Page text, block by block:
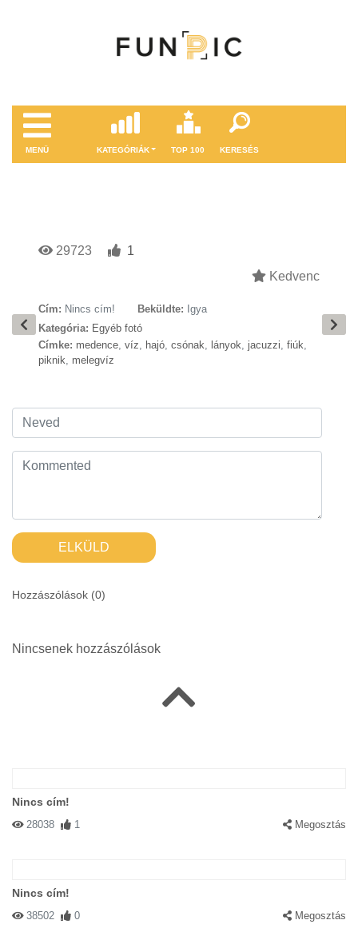
MENÜ KATEGÓRIÁK TOP 100 KERESÉS
29723
1
Kedvenc
Cím: Nincs cím! Beküldte: Igya
Kategória: Egyéb fotó
Címke: medence, víz, hajó, csónak, lányok, jacuzzi, fiúk,
piknik, melegvíz
ELKÜLD
Hozzászólások (0)
Nincsenek hozzászólások
Nincs cím!
28038 1 Megosztás
Nincs cím!
38502 0 Megosztás